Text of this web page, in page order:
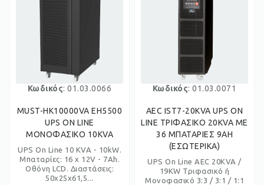
Κωδικός: 01.03.0066
MUST-HK10000VA EH5500
UPS ON LINE
ΜΟΝΟΦΑΣΙΚΟ 10KVA
UPS On Line 10 KVA - 10kW.
Μπαταρίες: 16 x 12V - 7Ah.
Οθόνη LCD. Διαστάσεις:
50x25x61,5...
Κωδικός: 01.03.0071
AEC IST7-20KVA UPS ON
LINE ΤΡΙΦΑΣΙΚΟ 20KVA ΜΕ
36 ΜΠΑΤΑΡΙΕΣ 9AH
(ΕΣΩΤΕΡΙΚΑ)
UPS On Line AEC 20KVA /
19KW Τριφασικό ή
Μονοφασικό 3:3 / 3:1 / 1:1